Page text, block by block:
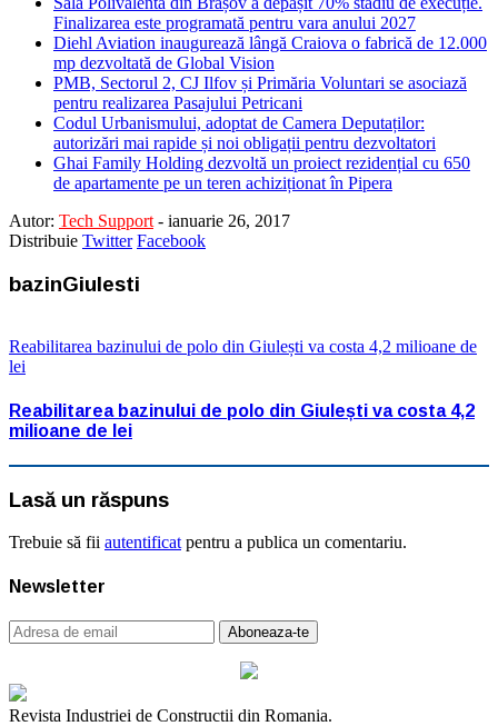
Finalizarea este programată pentru vara anului 2027
Diehl Aviation inaugurează lângă Craiova o fabrică de 12.000
mp dezvoltată de Global Vision
PMB, Sectorul 2, CJ Ilfov și Primăria Voluntari se asociază
pentru realizarea Pasajului Petricani
Codul Urbanismului, adoptat de Camera Deputaților:
autorizări mai rapide și noi obligații pentru dezvoltatori
Ghai Family Holding dezvoltă un proiect rezidențial cu 650
de apartamente pe un teren achiziționat în Pipera
Autor: Tech Support - ianuarie 26, 2017
Distribuie Twitter Facebook
bazinGiulesti
Reabilitarea bazinului de polo din Giulești va costa 4,2 milioane de
lei
Reabilitarea bazinului de polo din Giulești va costa 4,2
milioane de lei
Lasă un răspuns
Trebuie să fii autentificat pentru a publica un comentariu.
Newsletter
Revista Industriei de Constructii din Romania.